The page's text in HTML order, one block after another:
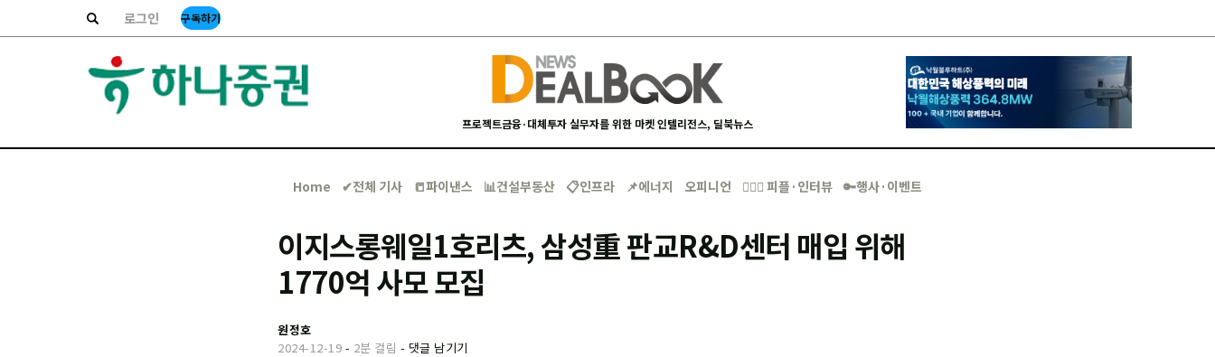
로그인 구독하기
프로젝트금융·대체투자 실무자를 위한 마켓 인텔리전스, 딜북뉴스
Home ✔︎전체 기사 📒파이낸스 📊건설부동산 📋인프라 📌에너지 오피니언 🙋🏻‍♂️ 피플·인터뷰 🔑행사·이벤트
이지스롱웨일1호리츠, 삼성重 판교R&D센터 매입 위해
1770억 사모 모집
원정호
2024-12-19 - 2분 걸림 - 댓글 남기기